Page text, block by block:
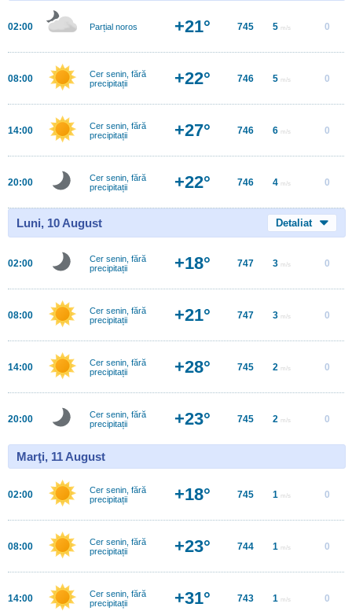
02:00 Parțial noros +21° 745 5 m/s 0
08:00
Cer senin, fără
precipitații
+22° 746 5 m/s 0
14:00
Cer senin, fără
precipitații
+27° 746 6 m/s 0
20:00
Cer senin, fără
precipitații
+22° 746 4 m/s 0
Luni, 10 August Detaliat
02:00
Cer senin, fără
precipitații
+18° 747 3 m/s 0
08:00
Cer senin, fără
precipitații
+21° 747 3 m/s 0
14:00
Cer senin, fără
precipitații
+28° 745 2 m/s 0
20:00
Cer senin, fără
precipitații
+23° 745 2 m/s 0
Marţi, 11 August
02:00
Cer senin, fără
precipitații
+18° 745 1 m/s 0
08:00
Cer senin, fără
precipitații
+23° 744 1 m/s 0
14:00
Cer senin, fără
precipitații
+31° 743 1 m/s 0